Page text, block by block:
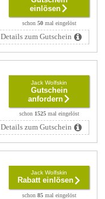
einlösen
schon 50mal eingelöst
Details zum Gutschein
Jack Wolfskin
Gutschein
anfordern
schon 1525mal eingelöst
Details zum Gutschein
Jack Wolfskin
Rabatt einlösen
schon 85mal eingelöst